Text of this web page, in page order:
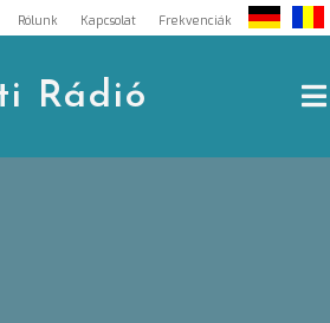
Rólunk Kapcsolat Frekvenciák
Rádió